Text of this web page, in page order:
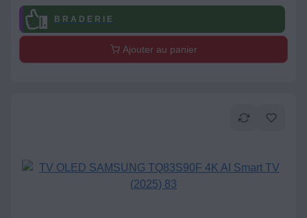
B R A D E R I E
Ajouter au panier